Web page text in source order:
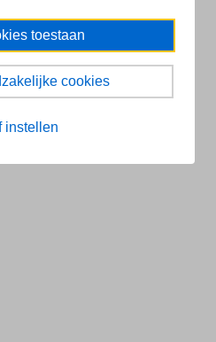
toestaan
cookies
instellen